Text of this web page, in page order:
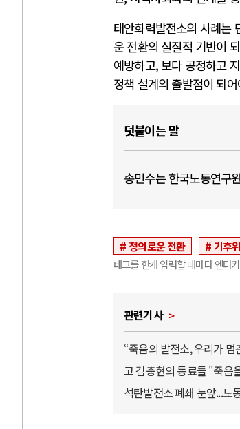
태안화력발전소의 사례는
운 전환의 실질적 기반이
예방하고, 보다 공정하고
정책 설계의 출발점이 되
덧붙이는 말
송민수는 한국노동연구
정의로운 전환 기후
태그를 한개 입력할 때마다 엔터
관련기사
“죽음의 발전소, 우리가
고 김충현의 동료들 "죽음
석탄발전소 폐쇄 눈앞...노